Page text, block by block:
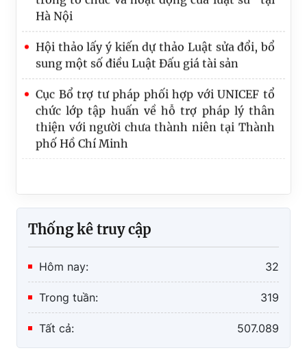
Hà Nội
Hội thảo lấy ý kiến dự thảo Luật sửa đổi, bổ
sung một số điều Luật Đấu giá tài sản
Cục Bổ trợ tư pháp phối hợp với UNICEF tổ
chức lớp tập huấn về hỗ trợ pháp lý thân
thiện với người chưa thành niên tại Thành
phố Hồ Chí Minh
Thống kê truy cập
Hôm nay: 32
Trong tuần: 319
Tất cả: 507.089